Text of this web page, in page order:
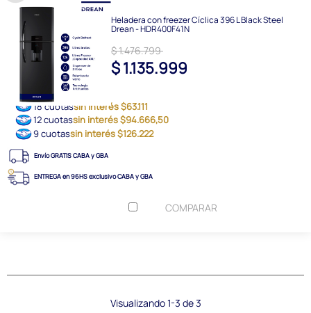
Heladera con freezer Cíclica 396 L Black Steel
Drean - HDR400F41N
$ 1.476.799
$ 1.135.999
18 cuotassin interés $63.111
12 cuotassin interés $94.666,50
9 cuotassin interés $126.222
Envío GRATIS CABA y GBA
ENTREGA en 96HS exclusivo CABA y GBA
COMPARAR
Visualizando 1-3 de 3